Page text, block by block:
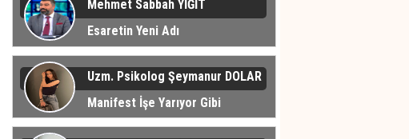
Mehmet Sabbah YİĞİT
Esaretin Yeni Adı
Uzm. Psikolog Şeymanur DOLAR
Manifest İşe Yarıyor Gibi
Görünüyor... Peki Neden?